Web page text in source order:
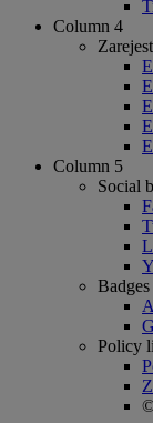
Column 4
Column 5
Social
Badges
Policy